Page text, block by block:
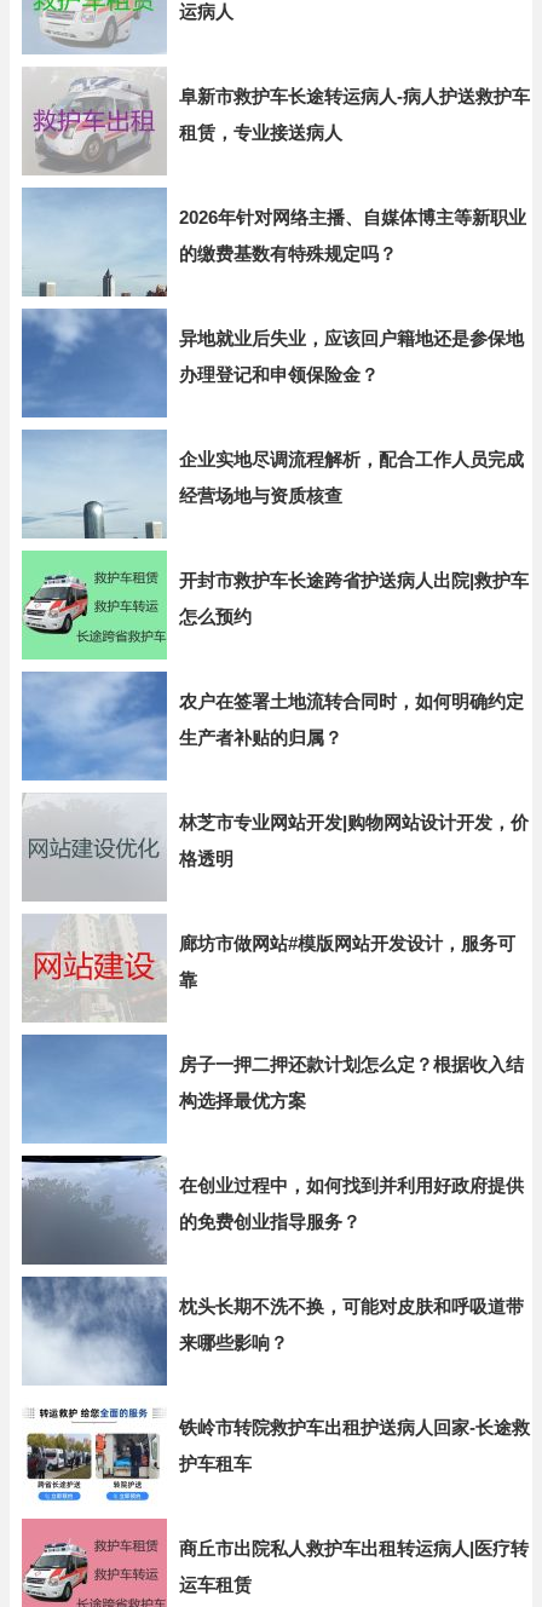
运病人
阜新市救护车长途转运病人-病人护送救护车
租赁，专业接送病人
2026年针对网络主播、自媒体博主等新职业
的缴费基数有特殊规定吗？
异地就业后失业，应该回户籍地还是参保地
办理登记和申领保险金？
企业实地尽调流程解析，配合工作人员完成
经营场地与资质核查
开封市救护车长途跨省护送病人出院|救护车
怎么预约
农户在签署土地流转合同时，如何明确约定
生产者补贴的归属？
林芝市专业网站开发|购物网站设计开发，价
格透明
廊坊市做网站#模版网站开发设计，服务可
靠
房子一押二押还款计划怎么定？根据收入结
构选择最优方案
在创业过程中，如何找到并利用好政府提供
的免费创业指导服务？
枕头长期不洗不换，可能对皮肤和呼吸道带
来哪些影响？
铁岭市转院救护车出租护送病人回家-长途救
护车租车
商丘市出院私人救护车出租转运病人|医疗转
运车租赁